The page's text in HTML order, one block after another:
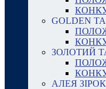
GOLDEN
ЗОЛОТИЙ
АЛЕЯ ЗІРОК